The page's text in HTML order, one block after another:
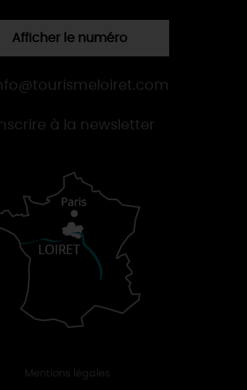
Afficher le numéro
à la newsletter
Mentions légales